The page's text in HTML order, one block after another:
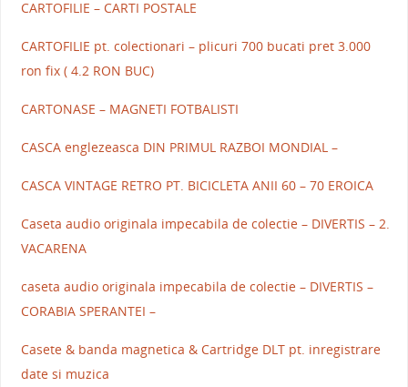
CARTOFILIE – CARTI POSTALE
CARTOFILIE pt. colectionari – plicuri 700 bucati pret 3.000
ron fix ( 4.2 RON BUC)
CARTONASE – MAGNETI FOTBALISTI
CASCA englezeasca DIN PRIMUL RAZBOI MONDIAL –
CASCA VINTAGE RETRO PT. BICICLETA ANII 60 – 70 EROICA
Caseta audio originala impecabila de colectie – DIVERTIS – 2.
VACARENA
caseta audio originala impecabila de colectie – DIVERTIS –
CORABIA SPERANTEI –
Casete & banda magnetica & Cartridge DLT pt. inregistrare
date si muzica